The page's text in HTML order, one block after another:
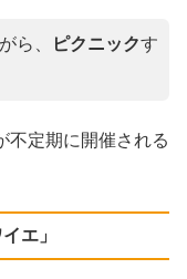
ら、 ピクニックす
不定期に開催される
エ」